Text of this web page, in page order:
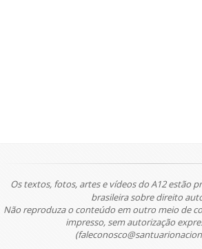
Os textos, fotos, artes e vídeos do A12 estão
brasileira sobre direito
Não reproduza o conteúdo em outro meio de
impresso, sem autorização